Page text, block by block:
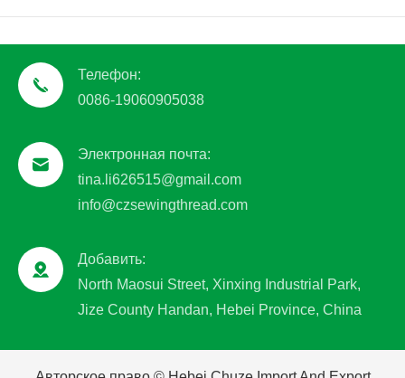
Телефон:
0086-19060905038
Электронная почта:
tina.li626515@gmail.com
info@czsewingthread.com
Добавить:
North Maosui Street, Xinxing Industrial Park,
Jize County Handan, Hebei Province, China